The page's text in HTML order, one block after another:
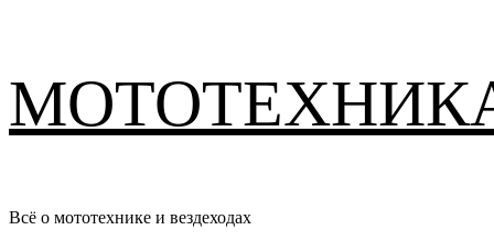
содержимому
Всё о мототехнике и вездеходах